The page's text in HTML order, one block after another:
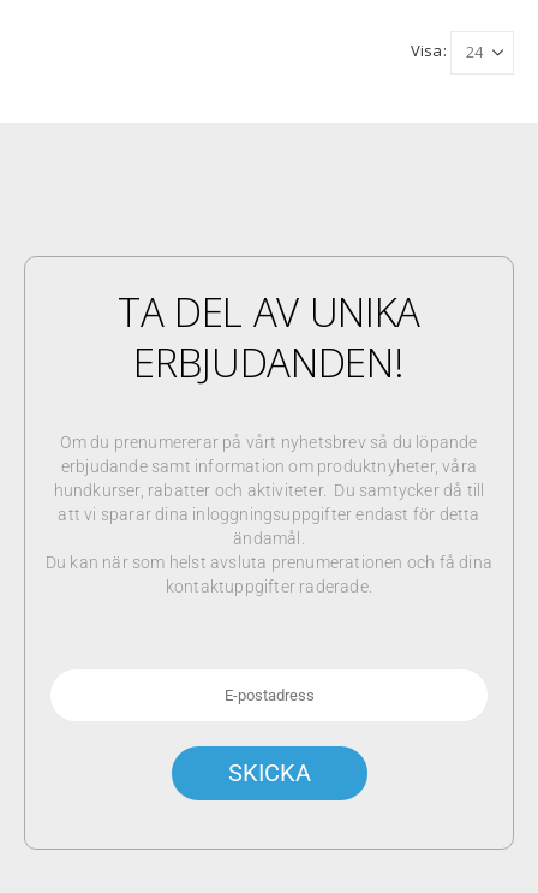
Visa:
TA DEL AV UNIKA
ERBJUDANDEN!
Om du prenumererar på vårt nyhetsbrev så du löpande
erbjudande samt information om produktnyheter, våra
hundkurser, rabatter och aktiviteter. Du samtycker då till
att vi sparar dina inloggningsuppgifter endast för detta
ändamål.
Du kan när som helst avsluta prenumerationen och få dina
kontaktuppgifter raderade.